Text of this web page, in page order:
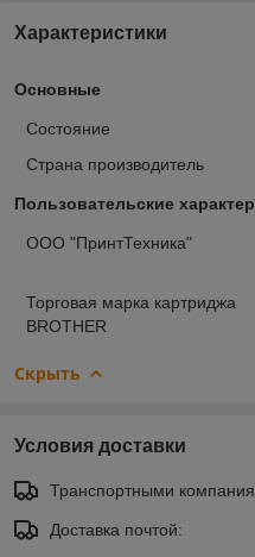
Характеристики
Основные
Состояние
Страна производитель
Пользовательские
ООО "ПринтТехника"
Торговая марка картриджа
BROTHER
Скрыть
Условия доставки
Транспортными
Доставка почтой: